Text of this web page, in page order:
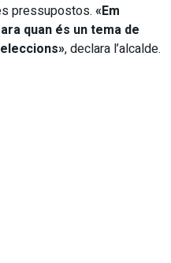
pressupostos. «Em
quan és un tema de
, declara l’alcalde.